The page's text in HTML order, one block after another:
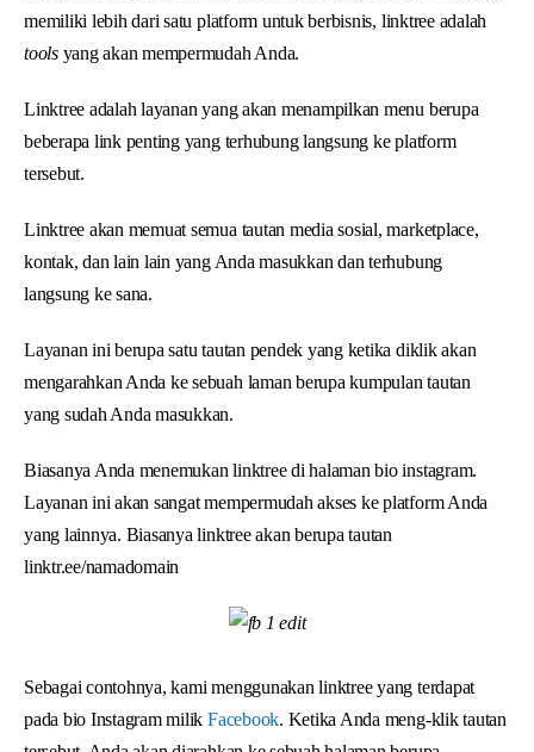
memiliki lebih dari satu platform untuk berbisnis, linktree adalah
toolsyang akan mempermudah Anda.
Linktree adalah layanan yang akan menampilkan menu berupa
beberapa link penting yang terhubung langsung ke platform
tersebut.
Linktree akan memuat semua tautan media sosial, marketplace,
kontak, dan lain lain yang Anda masukkan dan terhubung
langsung ke sana.
Layanan ini berupa satu tautan pendek yang ketika diklik akan
mengarahkan Anda ke sebuah laman berupa kumpulan tautan
yang sudah Anda masukkan.
Biasanya Anda menemukan linktree di halaman bio instagram.
Layanan ini akan sangat mempermudah akses ke platform Anda
yang lainnya. Biasanya linktree akan berupa tautan
linktr.ee/namadomain
Sebagai contohnya, kami menggunakan linktree yang terdapat
pada bio Instagram milik Facebook. Ketika Anda meng-klik tautan